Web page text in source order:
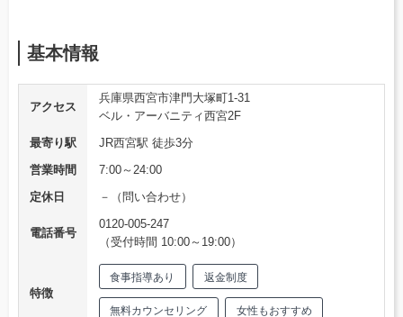
基本情報
アクセス
兵庫県西宮市津門大塚町1-31
ベル・アーバニティ西宮2F
最寄り駅
JR西宮駅 徒歩3分
営業時間
7:00～24:00
定休日
－（問い合わせ）
電話番号
0120-005-247
（受付時間 10:00～19:00）
特徴
食事指導あり 返金制度
無料カウンセリング 女性もおすすめ